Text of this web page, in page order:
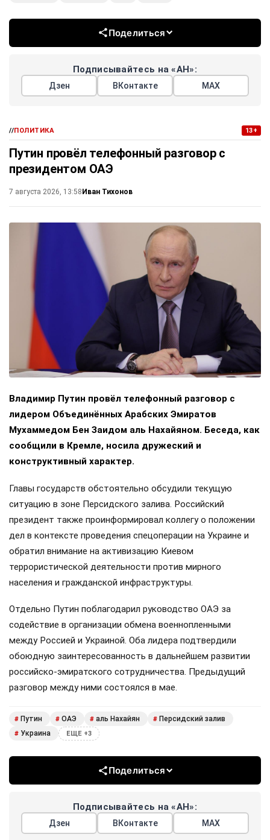
Поделиться
Подписывайтесь на «АН»:
Дзен ВКонтакте МАХ
//ПОЛИТИКА 13+
Путин провёл телефонный разговор с
президентом ОАЭ
7 августа 2026, 13:58Иван Тихонов
Владимир Путин провёл телефонный разговор с
лидером Объединённых Арабских Эмиратов
Мухаммедом Бен Заидом аль Нахайяном. Беседа, как
сообщили в Кремле, носила дружеский и
конструктивный характер.
Главы государств обстоятельно обсудили текущую
ситуацию в зоне Персидского залива. Российский
президент также проинформировал коллегу о положении
дел в контексте проведения спецоперации на Украине и
обратил внимание на активизацию Киевом
террористической деятельности против мирного
населения и гражданской инфраструктуры.
Отдельно Путин поблагодарил руководство ОАЭ за
содействие в организации обмена военнопленными
между Россией и Украиной. Оба лидера подтвердили
обоюдную заинтересованность в дальнейшем развитии
российско-эмиратского сотрудничества. Предыдущий
разговор между ними состоялся в мае.
# Путин # ОАЭ # аль Нахайян # Персидский залив
# Украина ЕЩЕ +3
Поделиться
Подписывайтесь на «АН»:
Дзен ВКонтакте МАХ